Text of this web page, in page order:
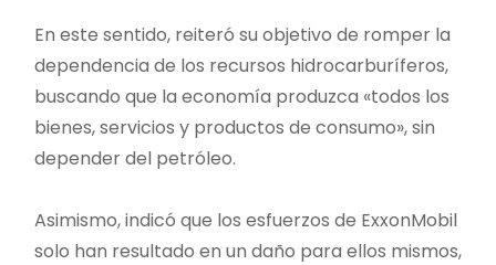
En este sentido, reiteró su objetivo de romper la
dependencia de los recursos hidrocarburíferos,
buscando que la economía produzca «todos los
bienes, servicios y productos de consumo», sin
depender del petróleo.
Asimismo, indicó que los esfuerzos de ExxonMobil
solo han resultado en un daño para ellos mismos,